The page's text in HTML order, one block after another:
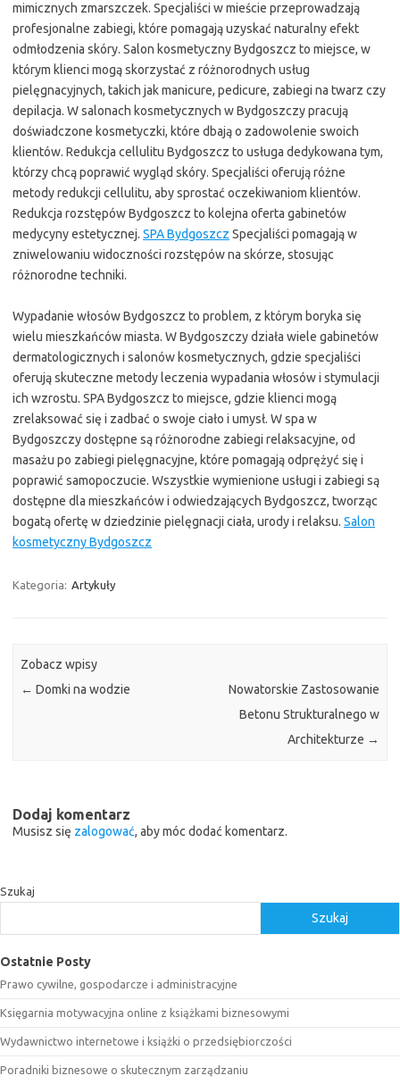
mimicznych zmarszczek. Specjaliści w mieście przeprowadzają
profesjonalne zabiegi, które pomagają uzyskać naturalny efekt
odmłodzenia skóry. Salon kosmetyczny Bydgoszcz to miejsce, w
którym klienci mogą skorzystać z różnorodnych usług
pielęgnacyjnych, takich jak manicure, pedicure, zabiegi na twarz czy
depilacja. W salonach kosmetycznych w Bydgoszczy pracują
doświadczone kosmetyczki, które dbają o zadowolenie swoich
klientów. Redukcja cellulitu Bydgoszcz to usługa dedykowana tym,
którzy chcą poprawić wygląd skóry. Specjaliści oferują różne
metody redukcji cellulitu, aby sprostać oczekiwaniom klientów.
Redukcja rozstępów Bydgoszcz to kolejna oferta gabinetów
medycyny estetycznej. SPA Bydgoszcz Specjaliści pomagają w
zniwelowaniu widoczności rozstępów na skórze, stosując
różnorodne techniki.
Wypadanie włosów Bydgoszcz to problem, z którym boryka się
wielu mieszkańców miasta. W Bydgoszczy działa wiele gabinetów
dermatologicznych i salonów kosmetycznych, gdzie specjaliści
oferują skuteczne metody leczenia wypadania włosów i stymulacji
ich wzrostu. SPA Bydgoszcz to miejsce, gdzie klienci mogą
zrelaksować się i zadbać o swoje ciało i umysł. W spa w
Bydgoszczy dostępne są różnorodne zabiegi relaksacyjne, od
masażu po zabiegi pielęgnacyjne, które pomagają odprężyć się i
poprawić samopoczucie. Wszystkie wymienione usługi i zabiegi są
dostępne dla mieszkańców i odwiedzających Bydgoszcz, tworząc
bogatą ofertę w dziedzinie pielęgnacji ciała, urody i relaksu. Salon
kosmetyczny Bydgoszcz
Kategoria: Artykuły
Zobacz wpisy
← Domki na wodzie
Nowatorskie Zastosowanie
Betonu Strukturalnego w
Architekturze →
Dodaj komentarz
Musisz się zalogować, aby móc dodać komentarz.
Szukaj
Szukaj
Ostatnie Posty
Prawo cywilne, gospodarcze i administracyjne
Księgarnia motywacyjna online z książkami biznesowymi
Wydawnictwo internetowe i książki o przedsiębiorczości
Poradniki biznesowe o skutecznym zarządzaniu